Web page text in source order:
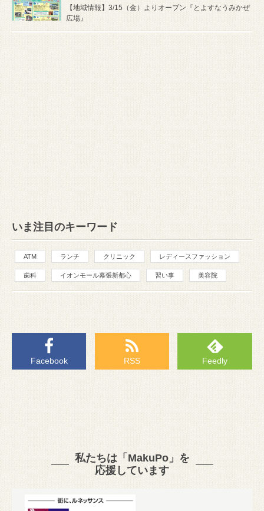
【地域情報】3/15（金）よりオープン『とよすなうみかぜ
広場』
いま注目のキーワード
ATM ランチ クリニック レディースファッション
歯科 イオンモール幕張新都心 習い事 美容院
Facebook RSS Feedly
私たちは「MakuPo」を
応援しています